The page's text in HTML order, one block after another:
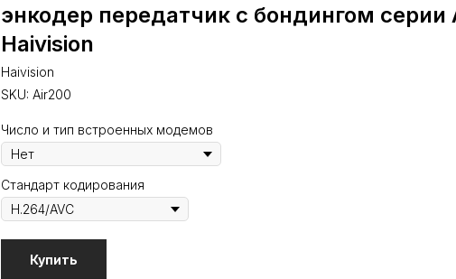
энкодер передатчик с бондингом серии
Haivision
Haivision
SKU: Air200
Число и тип встроенных модемов
Стандарт кодирования
Купить